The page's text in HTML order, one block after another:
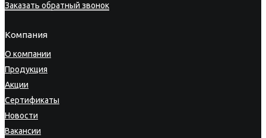
Заказать обратный звонок
Компания
О компании
Продукция
Акции
Сертификаты
Новости
Вакансии